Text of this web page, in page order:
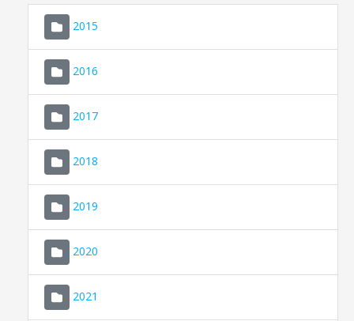
2015
2016
2017
2018
2019
2020
2021